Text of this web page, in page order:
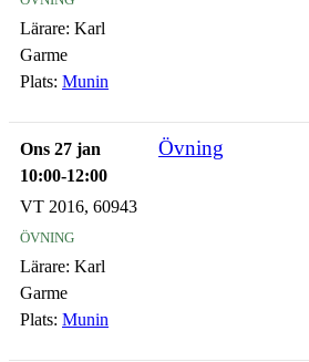
Lärare: Karl
Garme
Plats: Munin
Ons 27 jan
10:00-12:00
Övning
VT 2016, 60943
övning
Lärare: Karl
Garme
Plats: Munin